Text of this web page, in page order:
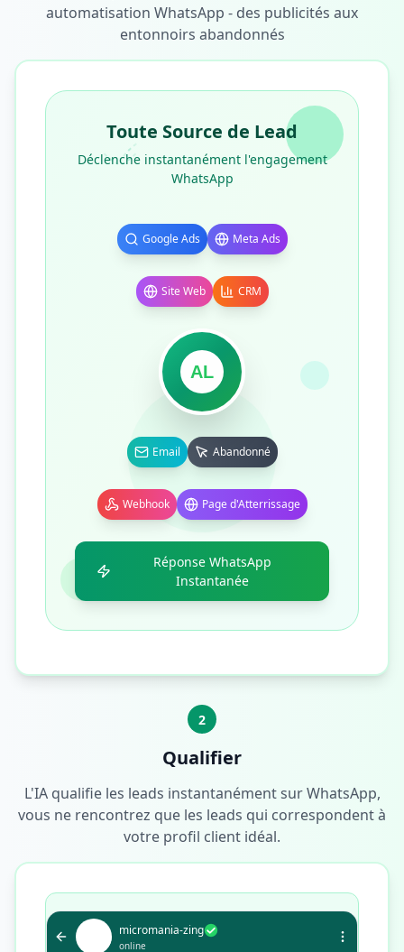
automatisation WhatsApp - des publicités aux
entonnoirs abandonnés
Toute Source de Lead
Déclenche instantanément l'engagement
WhatsApp
Google Ads Meta Ads
Site Web CRM
AL
Email Abandonné
Webhook Page d'Atterrissage
Réponse WhatsApp
Instantanée
2
Qualifier
L'IA qualifie les leads instantanément sur WhatsApp,
vous ne rencontrez que les leads qui correspondent à
votre profil client idéal.
micromania-zing
online